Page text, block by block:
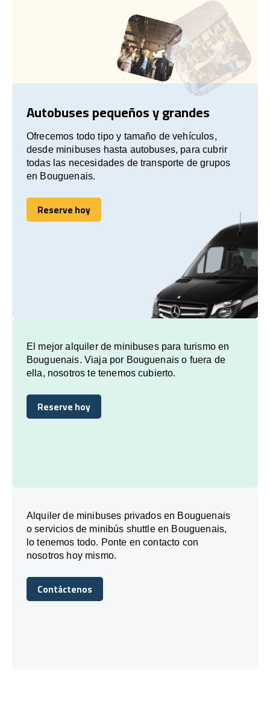
Autobuses pequeños y grandes
Ofrecemos todo tipo y tamaño de vehículos,
desde minibuses hasta autobuses, para cubrir
todas las necesidades de transporte de grupos
en Bouguenais.
Reserve hoy
Reserve hoy
El mejor alquiler de minibuses para turismo en
Bouguenais. Viaja por Bouguenais o fuera de
ella, nosotros te tenemos cubierto.
Reserve hoy
Reserve hoy
Alquiler de minibuses privados en Bouguenais
o servicios de minibús shuttle en Bouguenais,
lo tenemos todo. Ponte en contacto con
nosotros hoy mismo.
Contáctenos
Contáctenos